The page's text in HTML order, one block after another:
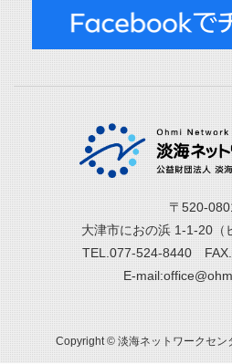
〒520-
大津市におの浜 1-1-20（
TEL.077-524-8440
E-
Copyright © 淡海ネットワークセン